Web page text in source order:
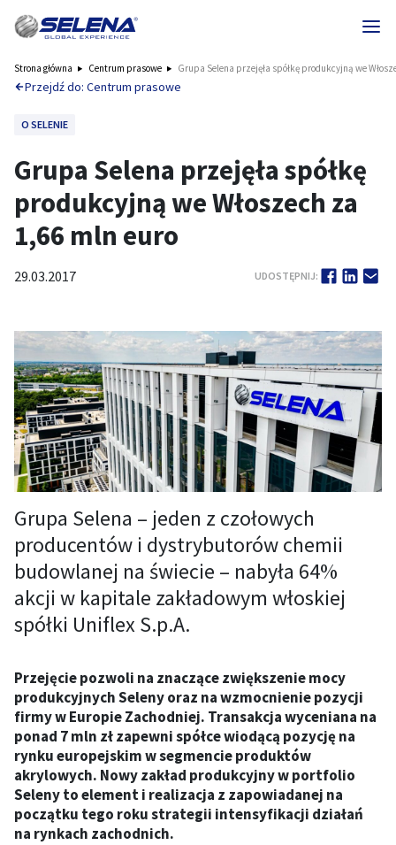
Strona główna Centrum prasowe Grupa Selena przejęła spółkę produkcyjną we
Przejdź do: Centrum prasowe
O SELENIE
Grupa Selena przejęła spółkę
produkcyjną we Włoszech za
1,66 mln euro
29.03.2017 UDOSTĘPNIJ:
Grupa Selena – jeden z czołowych
producentów i dystrybutorów chemii
budowlanej na świecie – nabyła 64%
akcji w kapitale zakładowym włoskiej
spółki Uniflex S.p.A.
Przejęcie pozwoli na znaczące zwiększenie mocy
produkcyjnych Seleny oraz na wzmocnienie pozycji
firmy w Europie Zachodniej. Transakcja wyceniana na
ponad 7 mln zł zapewni spółce wiodącą pozycję na
rynku europejskim w segmencie produktów
akrylowych. Nowy zakład produkcyjny w portfolio
Seleny to element i realizacja z zapowiadanej na
początku tego roku strategii intensyfikacji działań
na rynkach zachodnich.